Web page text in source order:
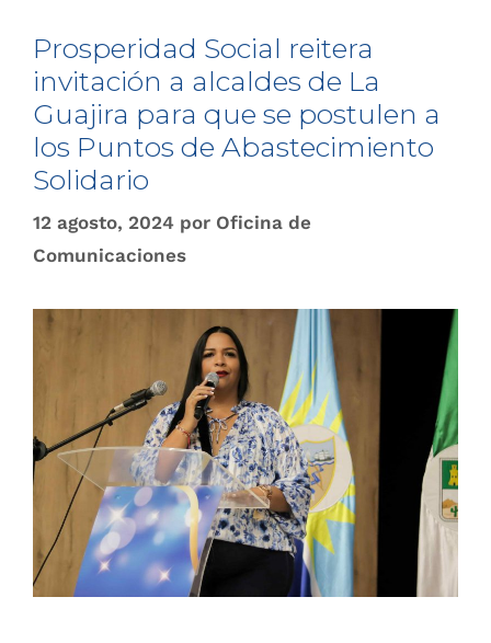
Prosperidad Social reitera
invitación a alcaldes de La
Guajira para que se postulen a
los Puntos de Abastecimiento
Solidario
12 agosto, 2024 por Oficina de
Comunicaciones